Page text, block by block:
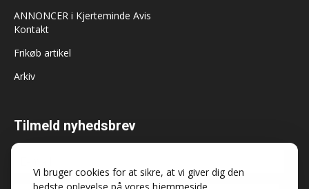
Vi bruger cookies for at sikre, at vi giver dig den
ANNONCER i Kjerteminde Avis
Kontakt
Frikøb artikel
Arkiv
Tilmeld nyhedsbrev